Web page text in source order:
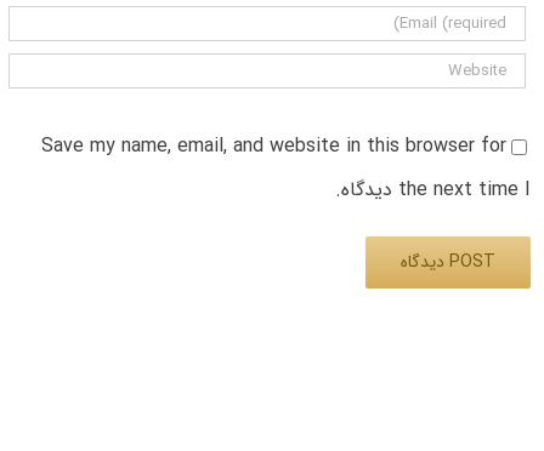
Save my name, email, and website in this browser for
the next time I دیدگاه.